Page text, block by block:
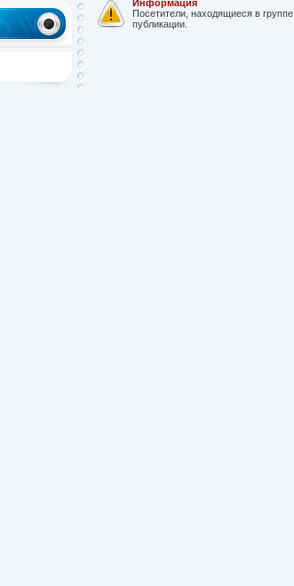
Информация
Посетители, находящиеся в группе
публикации.